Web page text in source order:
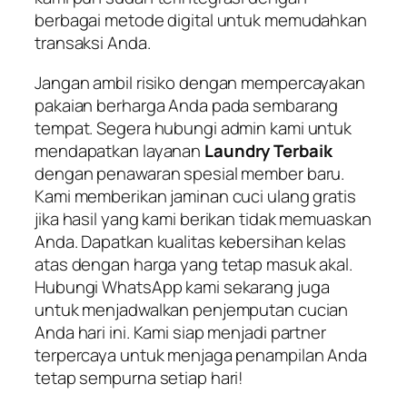
berbagai metode digital untuk memudahkan
transaksi Anda.
Jangan ambil risiko dengan mempercayakan
pakaian berharga Anda pada sembarang
tempat. Segera hubungi admin kami untuk
mendapatkan layanan Laundry Terbaik
dengan penawaran spesial member baru.
Kami memberikan jaminan cuci ulang gratis
jika hasil yang kami berikan tidak memuaskan
Anda. Dapatkan kualitas kebersihan kelas
atas dengan harga yang tetap masuk akal.
Hubungi WhatsApp kami sekarang juga
untuk menjadwalkan penjemputan cucian
Anda hari ini. Kami siap menjadi partner
terpercaya untuk menjaga penampilan Anda
tetap sempurna setiap hari!